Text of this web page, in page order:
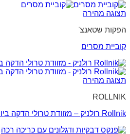
תצוגה מהירה
הפקות שטאנצ'
קוביית מסרים
תצוגה מהירה
ROLLNIK
Rollnik רולניק – מזוודת טרולי הדקה ביותר